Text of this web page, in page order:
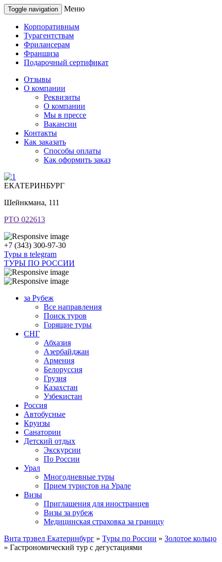
Toggle navigation Меню
Корпоративным
Турагентствам
Фрилансерам
Франшиза
Подарочный сертификат
Отзывы
О компании
Реквизиты
О компании
Мы в прессе
Вакансии
Контакты
Как заказать
Способы оплаты
Как оформить заказ
ЕКАТЕРИНБУРГ
Шейнкмана, 111
РТО 022613
+7 (343) 300-97-30
Туры в telegram
ТУРЫ ПО РОССИИ
за Рубеж
Все направления
Поиск туров
Горящие туры
СНГ
Абхазия
Азербайджан
Армения
Белоруссия
Грузия
Казахстан
Узбекистан
Россия
Автобусные
Круизы
Санатории
Детский отдых
Экскурсии
По России
Урал
Многодневные туры
Прием туристов на Урале
Визы
Приглашения для иностранцев
Визы за рубеж
Медицинская страховка за границу
Вита трэвел Екатеринбург » Туры по России » Золотое кольцо
» Гастрономический тур с дегустациями